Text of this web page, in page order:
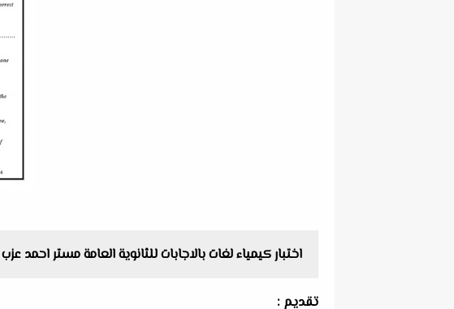
اختبار كيمياء لغات بالاجابات للثانوية العامة مستر احمد عزب
تقديم :